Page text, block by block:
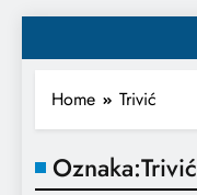
Home Trivić
Oznaka:Trivić